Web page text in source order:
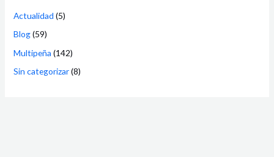
Actualidad (5)
Blog(59)
Multipeña (142)
Sin categorizar(8)